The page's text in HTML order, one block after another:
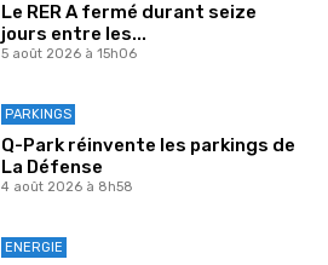
Le RER A fermé durant seize
jours entre les...
5 août 2026 à 15h06
PARKINGS
Q-Park réinvente les parkings de
La Défense
4 août 2026 à 8h58
ENERGIE